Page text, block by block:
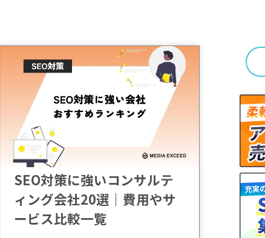
SEO対策に強いコンサルテ
ィング会社20選｜費用やサ
ービス比較一覧